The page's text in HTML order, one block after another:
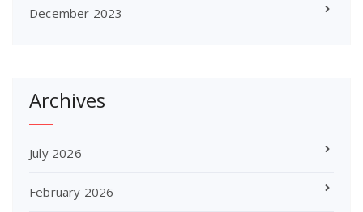
December 2023
Archives
July 2026
February 2026